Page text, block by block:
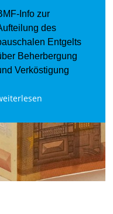
Info zur
des
Entgelts
Beherbergung
Verköstigung